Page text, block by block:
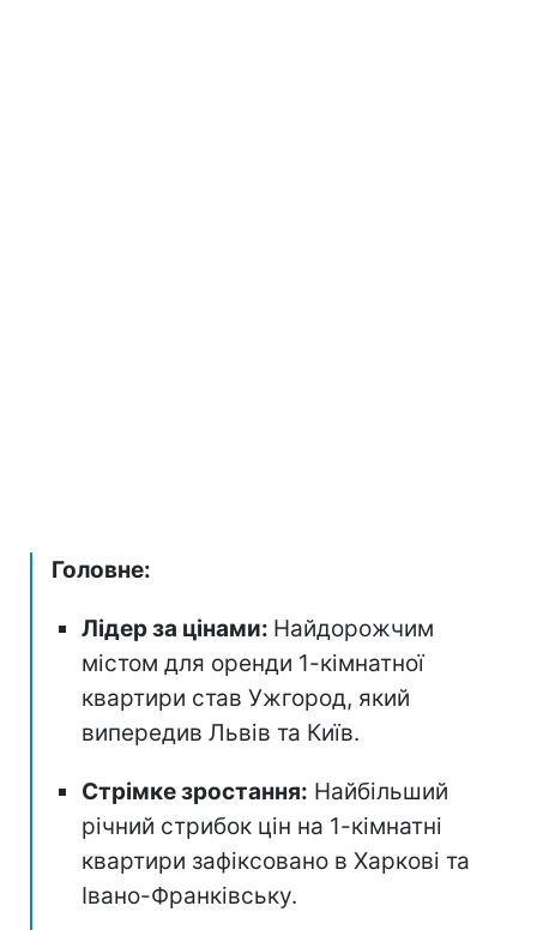
Головне:
Лідер за цінами: Найдорожчим
містом для оренди 1-кімнатної
квартири став Ужгород, який
випередив Львів та Київ.
Стрімке зростання: Найбільший
річний стрибок цін на 1-кімнатні
квартири зафіксовано в Харкові та
Івано-Франківську.